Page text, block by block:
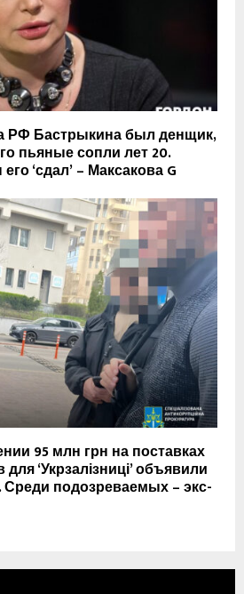
РФ Бастрыкина был денщик,
пьяные сопли лет 20.
‘сдал’ – Максакова G
95 млн грн на поставках
‘Укрзалізниці’ объявили
подозреваемых – экс-